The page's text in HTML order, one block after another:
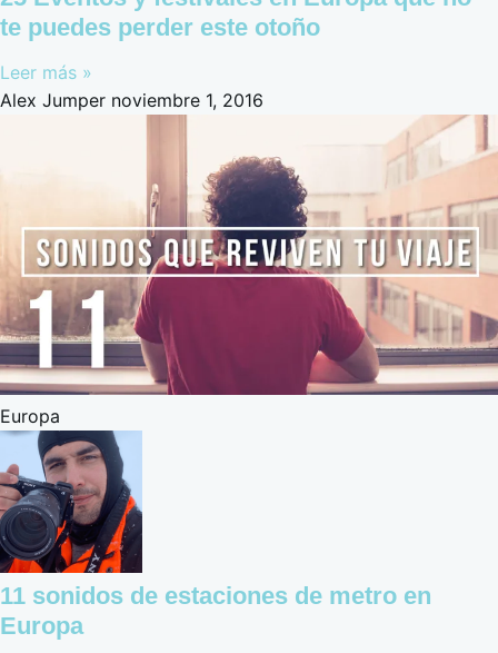
te puedes perder este otoño
Leer más »
Alex Jumper noviembre 1, 2016
Europa
11 sonidos de estaciones de metro en
Europa